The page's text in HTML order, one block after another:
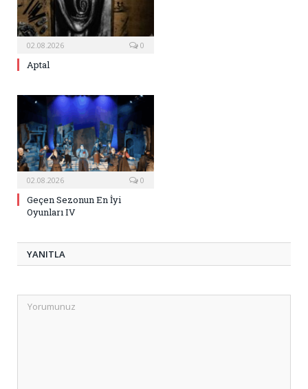
02.08.2026 0
Aptal
02.08.2026 0
Geçen Sezonun En İyi
Oyunları IV
YANITLA